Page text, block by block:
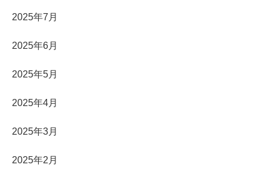
2025年7月
2025年6月
2025年5月
2025年4月
2025年3月
2025年2月